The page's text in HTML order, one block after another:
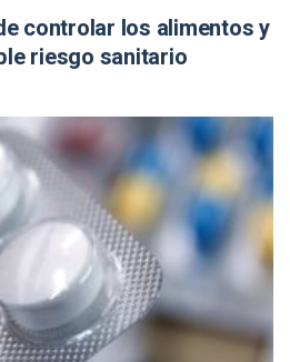
controlar los alimentos y
riesgo sanitario